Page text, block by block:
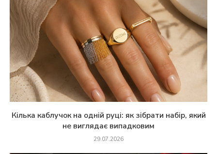
Кілька каблучок на одній руці: як зібрати набір, який
не виглядає випадковим
29.07.2026